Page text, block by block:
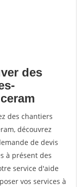
des
des chantiers
découvrez
de devis
à présent des
service d'aide
vos services à